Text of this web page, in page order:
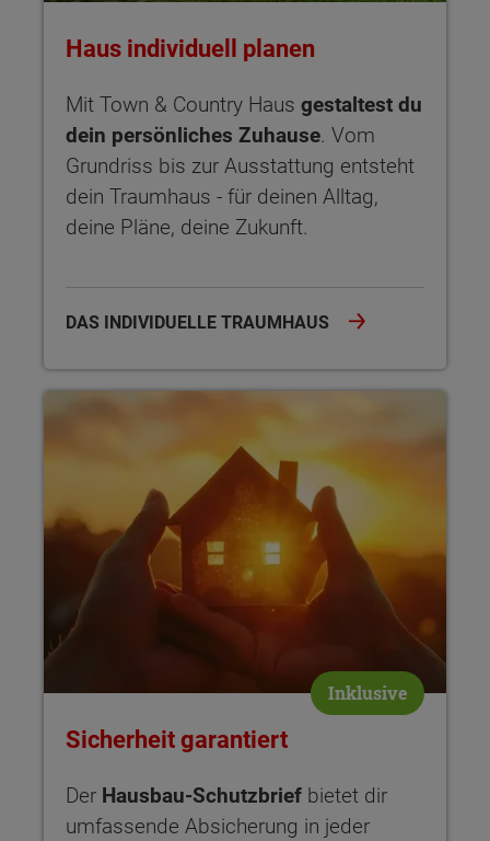
Haus individuell planen
Mit Town & Country Haus gestaltest du
dein persönliches Zuhause. Vom
Grundriss bis zur Ausstattung entsteht
dein Traumhaus - für deinen Alltag,
deine Pläne, deine Zukunft.
DAS INDIVIDUELLE TRAUMHAUS
Sicherheit garantiert Der Hausbau-Schutzbrief bietet dir
Inklusive
Sicherheit garantiert
Der Hausbau-Schutzbrief bietet dir
umfassende Absicherung in jeder